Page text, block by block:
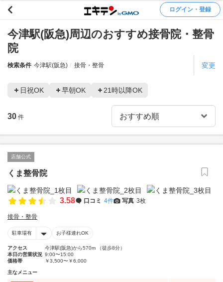
ログイン・登録
今津駅(阪急)周辺のおすすめ接骨院・整骨
院
検索条件 今津駅(阪急) 接骨・整骨 変更
日祝OK 早朝OK 21時以降OK
30 件
店舗公式
くま整骨院
3.58 口コミ 4件 写真 3枚
接骨・整骨
駐車場有 お子様連れOK
アクセス
今津駅(阪急)から570m （徒歩8分）
本日の営業状況 9:00〜15:00
価格帯
￥3,500〜￥6,000
主なメニュー